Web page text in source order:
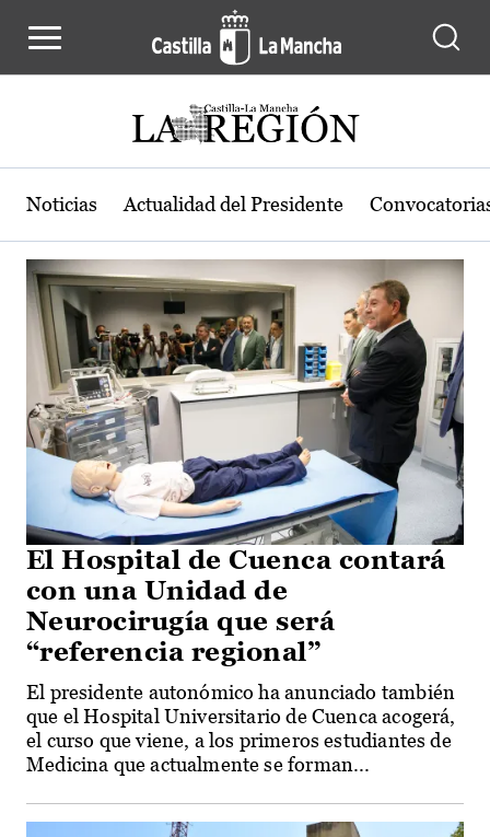
Actualidad de la región de Castilla-
Noticias Actualidad del Presidente
El Hospital de Cuenca contará
con una Unidad de
Neurocirugía que será
“referencia regional”
El presidente autonómico ha anunciado también
que el Hospital Universitario de Cuenca acogerá,
el curso que viene, a los primeros estudiantes de
Medicina que actualmente se forman...